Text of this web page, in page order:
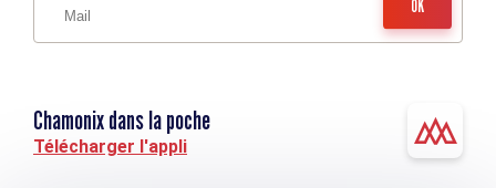
Chamonix dans la poche
Télécharger l'appli